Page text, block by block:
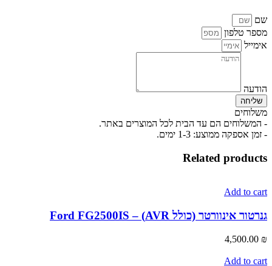
שם
מספר טלפון
אימייל
הודעה
שליחה
משלוחים
- המשלוחים הם עד הבית לכל המוצרים באתר.
- זמן אספקה ממוצע: 1-3 ימים.
Related products
Add to cart
גנרטור אינוורטר (כולל AVR) – Ford FG2500IS
4,500.00 ₪
Add to cart